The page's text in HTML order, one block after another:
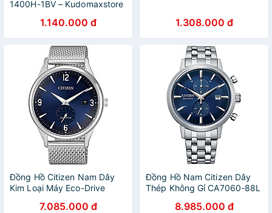
1400H-1BV – Kudomaxstore
1.140.000 đ 1.308.000 đ
Đồng Hồ Citizen Nam Dây
Kim Loại Máy Eco-Drive
7.085.000 đ
Đồng Hồ Nam Citizen Dây
Thép Không Gỉ CA7060-88L
8.985.000 đ